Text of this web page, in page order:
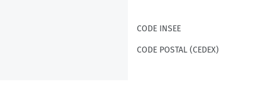
CODE INSEE
CODE POSTAL (CEDEX)